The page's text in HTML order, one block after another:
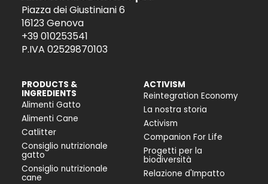
Piazza dei Giustiniani 6
16123 Genova
+39 010253541
P.IVA 02529870103
PRODUCTS &
INGREDIENTS
Alimenti Gatto
Alimenti Cane
Catlitter
Consiglio nutrizionale
gatto
Consiglio nutrizionale
cane
ACTIVISM
Reintegration Economy
La nostra storia
Activism
Companion For Life
Progetti per la
biodiversità
Relazione d'Impatto